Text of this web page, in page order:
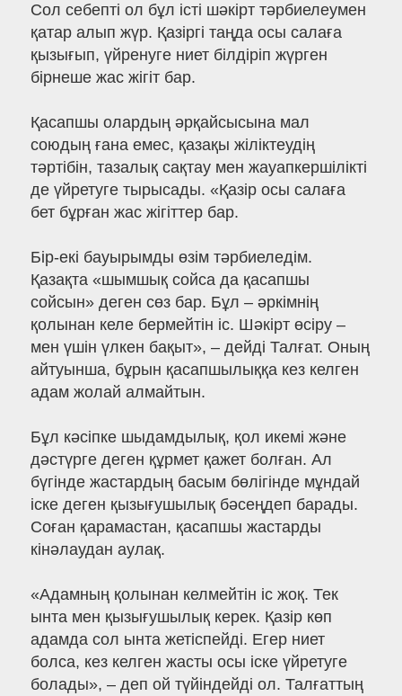
Сол себепті ол бұл істі шәкірт тәрбиелеумен
қатар алып жүр. Қазіргі таңда осы салаға
қызығып, үйренуге ниет білдіріп жүрген
бірнеше жас жігіт бар.
Қасапшы олардың әрқайсысына мал
союдың ғана емес, қазақы жіліктеудің
тәртібін, тазалық сақтау мен жауапкершілікті
де үйретуге тырысады. «Қазір осы салаға
бет бұрған жас жігіттер бар.
Бір-екі бауырымды өзім тәрбиеледім.
Қазақта «шымшық сойса да қасапшы
сойсын» деген сөз бар. Бұл – әркімнің
қолынан келе бермейтін іс. Шәкірт өсіру –
мен үшін үлкен бақыт», – дейді Талғат. Оның
айтуынша, бұрын қасапшылыққа кез келген
адам жолай алмайтын.
Бұл кәсіпке шыдамдылық, қол икемі және
дәстүрге деген құрмет қажет болған. Ал
бүгінде жастардың басым бөлігінде мұндай
іске деген қызығушылық бәсеңдеп барады.
Соған қарамастан, қасапшы жастарды
кінәлаудан аулақ.
«Адамның қолынан келмейтін іс жоқ. Тек
ынта мен қызығушылық керек. Қазір көп
адамда сол ынта жетіспейді. Егер ниет
болса, кез келген жасты осы іске үйретуге
болады», – деп ой түйіндейді ол. Талғаттың